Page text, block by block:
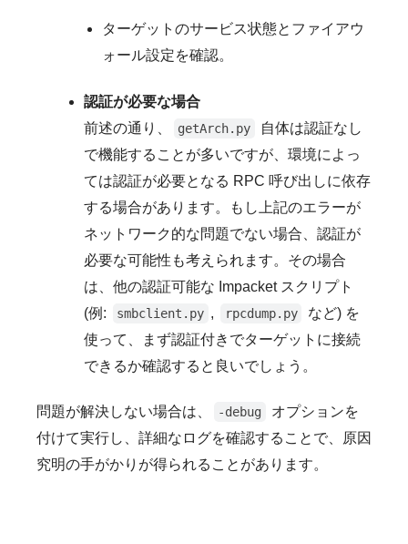
ターゲットのサービス状態とファイアウ
ォール設定を確認。
認証が必要な場合
前述の通り、
getArch.py
自体は認証なし
で機能することが多いですが、環境によっ
ては認証が必要となる RPC 呼び出しに依存
する場合があります。もし上記のエラーが
ネットワーク的な問題でない場合、認証が
必要な可能性も考えられます。その場合
は、他の認証可能な Impacket スクリプト
(例:
smbclient.py , rpcdump.py
など) を
使って、まず認証付きでターゲットに接続
できるか確認すると良いでしょう。
問題が解決しない場合は、 -debug
オプションを
付けて実行し、詳細なログを確認することで、原因
究明の手がかりが得られることがあります。